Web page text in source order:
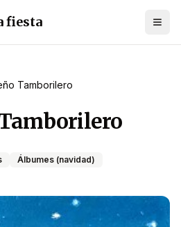
fiesta
Tamborilero
Álbumes (navidad)